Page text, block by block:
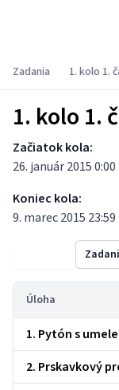
Zadania 1. kolo 1.
1. kolo 1.
Začiatok kola:
26. január 2015 0:00
Koniec kola:
9. marec 2015 23:59
Úloha
1. Pytón s
2. Prskavkový